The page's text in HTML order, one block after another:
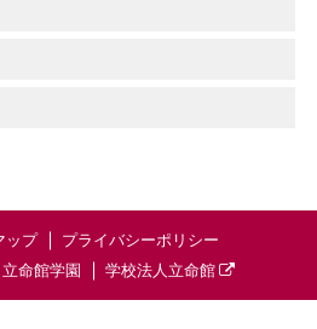
ップ
プライバシーポリシー
立命館学園 学校法人立命館